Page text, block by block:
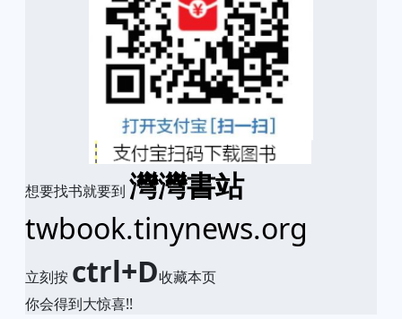
想要找书就要到 灣灣書站
twbook.tinynews.org
立刻按 ctrl+D收藏本页
你会得到大惊喜!!